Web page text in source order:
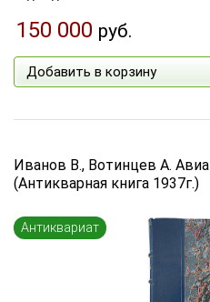
150 000 руб.
Добавить в корзину
Иванов В., Вотинцев А.
(Антикварная книга 1937г.)
Антиквариат